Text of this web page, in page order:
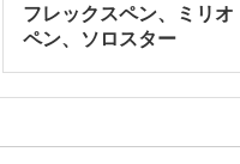
フレックスペン、ミリオ
ペン、ソロスター